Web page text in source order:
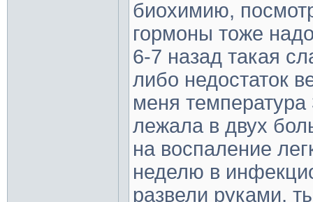
биохимию,
гормоны тоже
6-7 назад такая
либо недостаток
меня
лежала в двух
на воспаление
неделю в
развели руками,